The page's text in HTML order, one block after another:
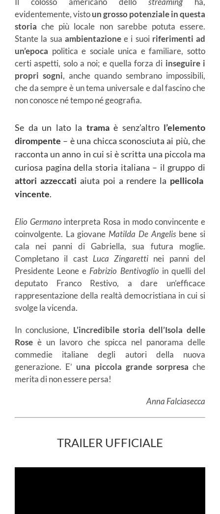
evidentemente, vistoun grosso potenziale in questa
storia che più locale non sarebbe potuta essere.
Stante la sua ambientazionee i suoi riferimenti ad
un’epoca politica e sociale unica e familiare, sotto
certi aspetti, solo a noi; e quella forza di inseguire i
propri sogni, anche quando sembrano impossibili,
che da sempre è un tema universale e dal fascino che
non conosce né tempo né geografia.
Se da un lato la tramaè senz’altro l’elemento
dirompente – è una chicca sconosciuta ai più, che
racconta un anno in cui si è scritta una piccola ma
curiosa pagina della storia italiana – il gruppo di
attori azzeccati aiuta poi a rendere la pellicola
vincente.
Elio Germano interpreta Rosa in modo convincente e
coinvolgente. La giovane Matilda De Angelisbene si
cala nei panni di Gabriella, sua futura moglie.
Completano il cast Luca Zingaretti nei panni del
Presidente Leone e Fabrizio Bentivoglio in quelli del
deputato Franco Restivo, a dare un’efficace
rappresentazione della realtà democristiana in cui si
svolge la vicenda.
In conclusione, L’incredibile storia dell’Isola delle
Rose è un lavoro che spicca nel panorama delle
commedie italiane degli autori della nuova
generazione. E’ una piccola grande sorpresa che
merita di non essere persa!
Anna Falciasecca
TRAILER UFFICIALE